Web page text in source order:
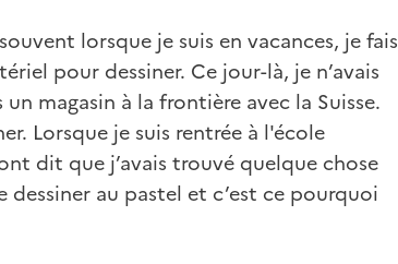
lorsque je suis en vacances, je fais
pour dessiner. Ce jour-là, je n’avais
magasin à la frontière avec la Suisse.
Lorsque je suis rentrée à l'école
dit que j’avais trouvé quelque chose
dessiner au pastel et c’est ce pourquoi